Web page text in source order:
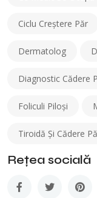
Ciclu Creștere Păr
Dermatolog
Diagnostic Cădere
Foliculi Piloși
Tiroidă Și Cădere
Rețea socială